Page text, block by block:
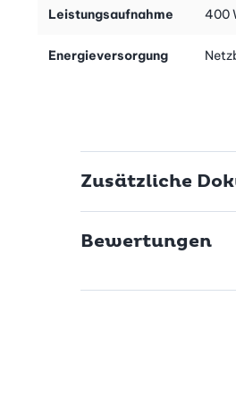
Leistungsaufnahme 400
Energieversorgung
Zusätzliche
Bewertungen